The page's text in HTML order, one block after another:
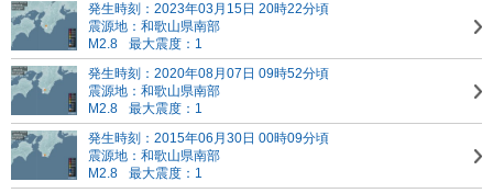
発生時刻：2023年03月15日 20時22分頃
震源地：和歌山県南部
M2.8
最大震度：1
発生時刻：2020年08月07日 09時52分頃
震源地：和歌山県南部
M2.8
最大震度：1
発生時刻：2015年06月30日 00時09分頃
震源地：和歌山県南部
M2.8
最大震度：1